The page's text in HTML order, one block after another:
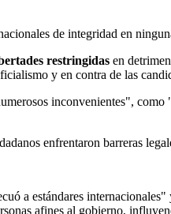
de integridad en
restringidas en
y en contra de las
inconvenientes",
enfrentaron barreras
a estándares
afines al gobierno,